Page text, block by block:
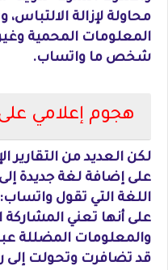
محاولة لإزالة
المعلومات المحمية
شخص ما واتساب.
هجوم إعلامي
لكن العديد من
على إضافة لغة جديدة
اللغة التي تقول
على أنها تعني المشاركة
والمعلومات المضللة
قد تضافرت وتحولت